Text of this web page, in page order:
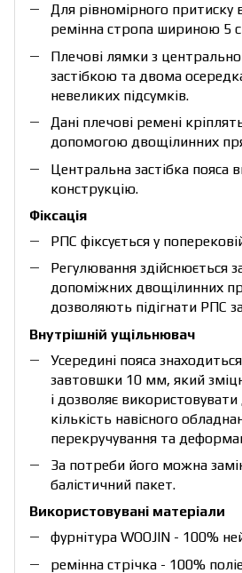
Для рівномірного притиску
ремінна стропа шириною 5
Плечові лямки з
застібкою та двома
невеликих підсумків.
Дані плечові ремені
допомогою двощілинних
Центральна застібка пояса
конструкцію.
Фіксація
РПС фіксується у
Регулювання здійснюється
допоміжних двощілинних
дозволяють підігнати РПС
Внутрішній ущільнювач
Усередині пояса
завтовшки 10 мм, який
і дозволяє
кількість навісного
перекручування та
За потреби його можна
балістичний пакет.
Використовувані матеріали
фурнітура WOOJIN - 100%
ремінна стрічка - 100%